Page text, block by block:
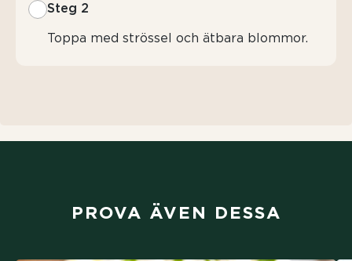
Steg 2
Toppa med strössel och ätbara blommor.
PROVA ÄVEN DESSA